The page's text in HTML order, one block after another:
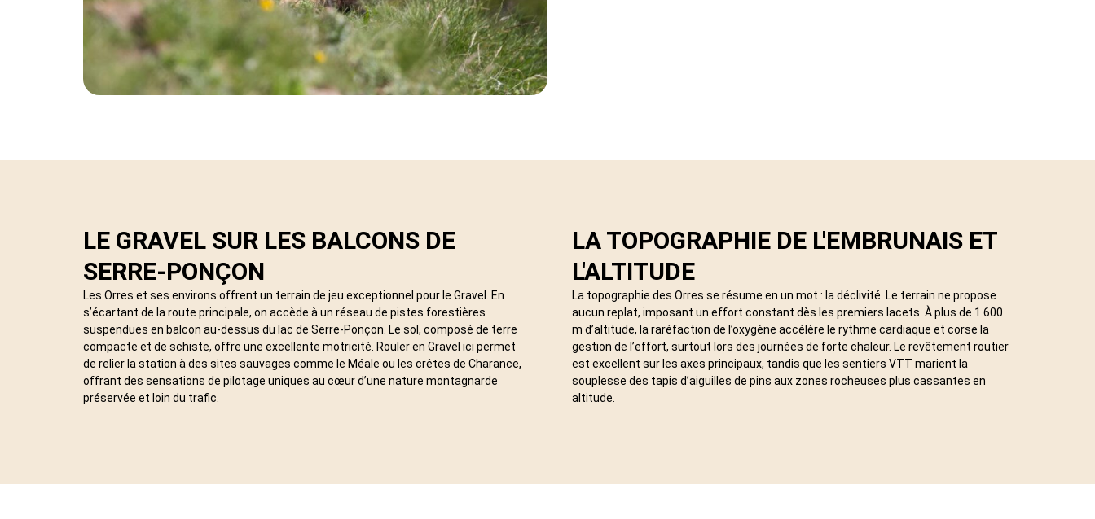
LE GRAVEL SUR LES BALCONS DE
SERRE-PONÇON
Les Orres et ses environs offrent un terrain de jeu exceptionnel pour le Gravel. En
s’écartant de la route principale, on accède à un réseau de pistes forestières
suspendues en balcon au-dessus du lac de Serre-Ponçon. Le sol, composé de terre
compacte et de schiste, offre une excellente motricité. Rouler en Gravel ici permet
de relier la station à des sites sauvages comme le Méale ou les crêtes de Charance,
offrant des sensations de pilotage uniques au cœur d’une nature montagnarde
préservée et loin du trafic.
LA TOPOGRAPHIE DE L'EMBRUNAIS ET
L'ALTITUDE
La topographie des Orres se résume en un mot : la déclivité. Le terrain ne propose
aucun replat, imposant un effort constant dès les premiers lacets. À plus de 1 600
m d’altitude, la raréfaction de l’oxygène accélère le rythme cardiaque et corse la
gestion de l’effort, surtout lors des journées de forte chaleur. Le revêtement routier
est excellent sur les axes principaux, tandis que les sentiers VTT marient la
souplesse des tapis d’aiguilles de pins aux zones rocheuses plus cassantes en
altitude.